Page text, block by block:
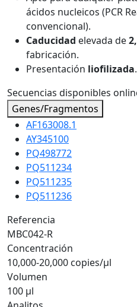
ácidos nucleicos (PCR
convencional).
Caducidad elevada de
fabricación.
Presentación liofilizada.
Secuencias disponibles
Genes/Fragmentos
AF163008.1
AY345100
PQ498772
PQ511234
PQ511235
PQ511236
Referencia
MBC042-R
Concentración
10,000-20,000 copies/µl
Volumen
100 µl